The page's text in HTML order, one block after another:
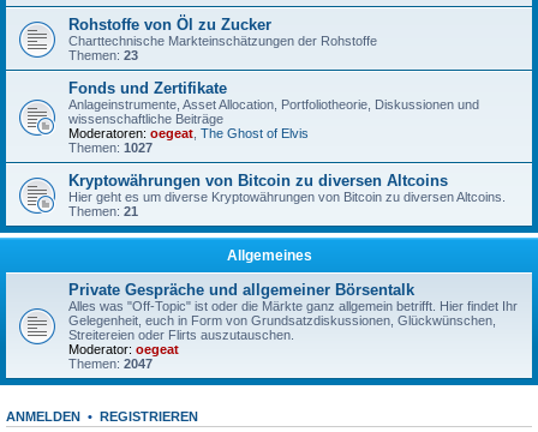
Rohstoffe von Öl zu Zucker
Charttechnische Markteinschätzungen der Rohstoffe
Themen: 23
Fonds und Zertifikate
Anlageinstrumente, Asset Allocation, Portfoliotheorie, Diskussionen und
wissenschaftliche Beiträge
Moderatoren: oegeat The Ghost of Elvis
Themen: 1027
Kryptowährungen von Bitcoin zu diversen Altcoins
Hier geht es um diverse Kryptowährungen von Bitcoin zu diversen Altcoins.
Themen: 21
Allgemeines
Private Gespräche und allgemeiner Börsentalk
Alles was "Off-Topic" ist oder die Märkte ganz allgemein betrifft. Hier findet Ihr
Gelegenheit, euch in Form von Grundsatzdiskussionen, Glückwünschen,
Streitereien oder Flirts auszutauschen.
Moderator: oegeat
Themen: 2047
ANMELDEN • REGISTRIEREN